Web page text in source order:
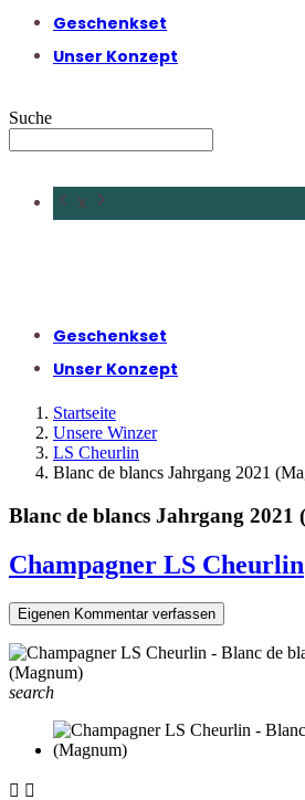
Geschenkset
Unser Konzept
Suche
X
Geschenkset
Unser Konzept
Startseite
Unsere Winzer
LS Cheurlin
Blanc de blancs Jahrgang 2021
Blanc de blancs Jahrgang 2021
Champagner LS Cheurlin
Eigenen Kommentar verfassen
search
 